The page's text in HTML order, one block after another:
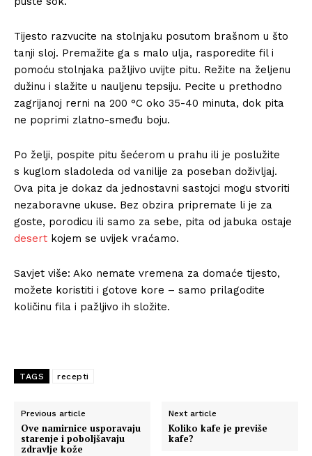
Tijesto razvucite na stolnjaku posutom brašnom u što
tanji sloj. Premažite ga s malo ulja, rasporedite fil i
pomoću stolnjaka pažljivo uvijte pitu. Režite na željenu
dužinu i slažite u nauljenu tepsiju. Pecite u prethodno
zagrijanoj rerni na 200 °C oko 35-40 minuta, dok pita
ne poprimi zlatno-smeđu boju.
Po želji, pospite pitu šećerom u prahu ili je poslužite
s kuglom sladoleda od vanilije za poseban doživljaj.
Ova pita je dokaz da jednostavni sastojci mogu stvoriti
nezaboravne ukuse. Bez obzira pripremate li je za
goste, porodicu ili samo za sebe, pita od jabuka ostaje
desert kojem se uvijek vraćamo.
Savjet više: Ako nemate vremena za domaće tijesto,
možete koristiti i gotove kore – samo prilagodite
količinu fila i pažljivo ih složite.
TAGS recepti
Previous article
Ove namirnice usporavaju
starenje i poboljšavaju
zdravlje kože
Next article
Koliko kafe je previše
kafe?